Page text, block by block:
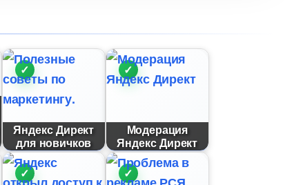
Яндекс Директ
для новичко
Модерация
Яндекс Директ